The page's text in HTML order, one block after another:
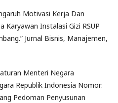
Motivasi Kerja Dan
Karyawan Instalasi Gizi RSUP
Jurnal Bisnis, Manajemen,
Menteri Negara
Republik Indonesia Nomor:
Pedoman Penyusunan